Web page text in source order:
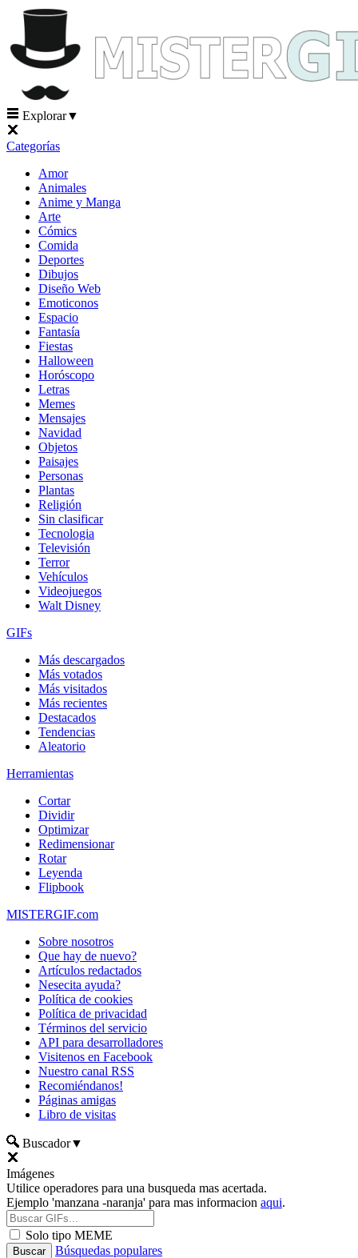
Explorar▼
Categorías
Amor
Animales
Anime y Manga
Arte
Cómics
Comida
Deportes
Dibujos
Diseño Web
Emoticonos
Espacio
Fantasía
Fiestas
Halloween
Horóscopo
Letras
Memes
Mensajes
Navidad
Objetos
Paisajes
Personas
Plantas
Religión
Sin clasificar
Tecnologia
Televisión
Terror
Vehículos
Videojuegos
Walt Disney
GIFs
Más descargados
Más votados
Más visitados
Más recientes
Destacados
Tendencias
Aleatorio
Herramientas
Cortar
Dividir
Optimizar
Redimensionar
Rotar
Leyenda
Flipbook
MISTERGIF.com
Sobre nosotros
Que hay de nuevo?
Artículos redactados
Nesecita ayuda?
Política de cookies
Política de privacidad
Términos del servicio
API para desarrolladores
Visitenos en Facebook
Nuestro canal RSS
Recomiéndanos!
Páginas amigas
Libro de visitas
Buscador▼
Imágenes
Utilice operadores para una busqueda mas acertada.
Ejemplo 'manzana -naranja' para mas informacion aqui.
Solo tipo MEME
Búsquedas populares